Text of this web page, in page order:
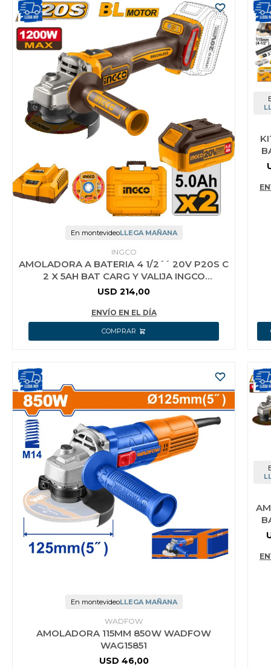
En montevideoLLEGA MAÑANA
INGCO
AMOLADORA A BATERIA 4 1/2´´ 20V P20S C
2 X 5AH BAT CARG Y VALIJA INGCO
CAGLI2211
USD 214,00
ENVÍO EN EL DÍA
En montevideoLLEGA MAÑANA
WADFOW
AMOLADORA 115MM 850W WADFOW
WAG15851
USD 46,00